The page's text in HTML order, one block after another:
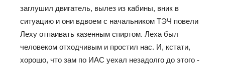
заглушил двигатель, вылез из кабины, вник в
ситуацию и они вдвоем с начальником ТЭЧ повели
Леху отпаивать казенным спиртом. Леха был
человеком отходчивым и простил нас. И, кстати,
хорошо, что зам по ИАС уехал незадолго до этого -